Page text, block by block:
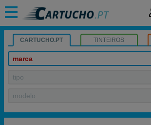
CARTUCHO.PT TINTEIROS
marca
tipo
modelo